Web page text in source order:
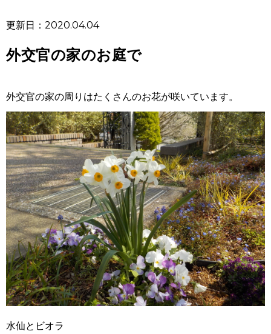
更新日：2020.04.04
外交官の家のお庭で
外交官の家の周りはたくさんのお花が咲いています。
水仙とビオラ